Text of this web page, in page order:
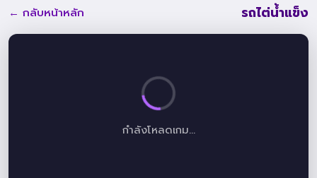
← กลับหน้าหลัก รถไต่น้ำแข็ง
กำลังโหลดเกม...